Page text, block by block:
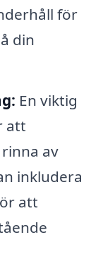
för
din
En viktig
att
av
inkludera
att